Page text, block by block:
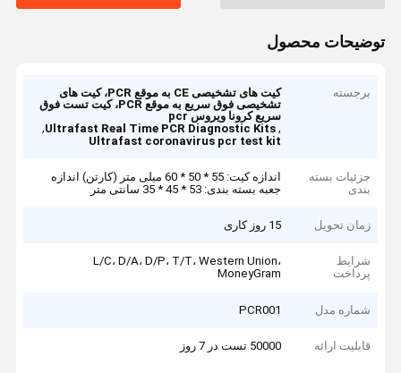
توضیحات محصول
برجسته
کیت های تشخیصی CE به موقع PCR، کیت های
تشخیصی فوق سریع به موقع PCR، کیت تست فوق
سریع کرونا ویروس pcr
,
Ultrafast Real Time PCR Diagnostic Kits
,
Ultrafast coronavirus pcr test kit
جزئیات بسته
بندی
اندازه کیت: 55 * 50 * 60 میلی متر (کارتن) اندازه
جعبه بسته بندی: 53 * 45 * 35 سانتی متر
زمان تحویل 15 روز کاری
شرایط
پرداخت
L/C، D/A، D/P، T/T، Western Union،
MoneyGram
شماره مدل PCR001
قابلیت ارائه 50000 تست در 7 روز